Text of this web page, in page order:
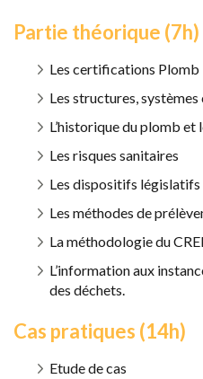
Partie théorique (7h)
Les certifications Plomb
Les structures,
L’historique du plomb et
Les risques sanitaires
Les dispositifs
Les méthodes de
La méthodologie du
L’information aux
des déchets.
Cas pratiques (14h)
Etude de cas